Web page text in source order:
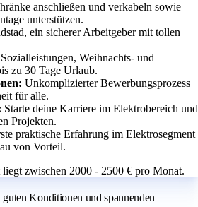
anschließen und verkabeln sowie
unterstützen.
ein sicherer Arbeitgeber mit tollen
Weihnachts- und
zu 30 Tage Urlaub.
Unkomplizierter Bewerbungsprozess
für alle.
Starte deine Karriere im Elektrobereich und
Projekten.
praktische Erfahrung im Elektrosegment
von Vorteil.
zwischen 2000 - 2500 € pro Monat.
Konditionen und spannenden